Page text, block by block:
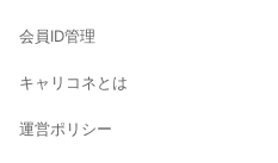
会員ID管理
キャリコネとは
運営ポリシー